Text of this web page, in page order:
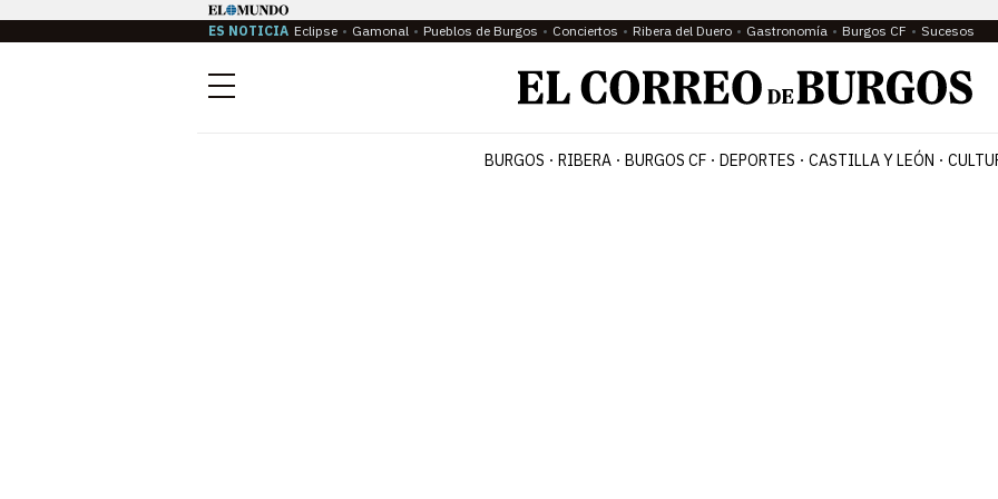
ES NOTICIA Eclipse Gamonal Pueblos de Burgos Conciertos Ribera del Duero Gastronomía Burgos CF Sucesos
Menú
BURGOS RIBERA BURGOS CF DEPORTES CASTILLA Y LEÓN